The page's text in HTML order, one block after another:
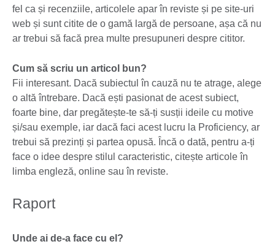
fel ca și recenziile, articolele apar în reviste și pe site-uri
web și sunt citite de o gamă largă de persoane, așa că nu
ar trebui să facă prea multe presupuneri despre cititor.
Cum să scriu un articol bun?
Fii interesant. Dacă subiectul în cauză nu te atrage, alege
o altă întrebare. Dacă ești pasionat de acest subiect,
foarte bine, dar pregătește-te să-ți susții ideile cu motive
și/sau exemple, iar dacă faci acest lucru la Proficiency, ar
trebui să prezinți și partea opusă. Încă o dată, pentru a-ți
face o idee despre stilul caracteristic, citește articole în
limba engleză, online sau în reviste.
Raport
Unde ai de-a face cu el?